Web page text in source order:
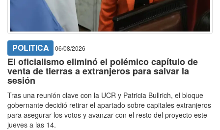
POLITICA 06/08/2026
El oficialismo eliminó el polémico capítulo de
venta de tierras a extranjeros para salvar la
sesión
Tras una reunión clave con la UCR y Patricia Bullrich, el bloque
gobernante decidió retirar el apartado sobre capitales extranjeros
para asegurar los votos y avanzar con el resto del proyecto este
jueves a las 14.